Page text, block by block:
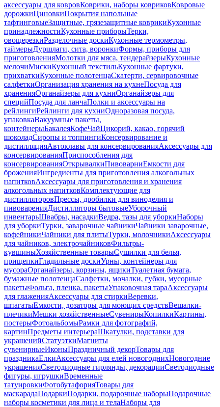
аксессуары для ковровКоврики, наборы ковриковКовровые
дорожкиЦиновкиПокрытия напольные
тафтинговыеЗащитные, грязезащитные коврикиКухонные
принадлежностиКухонные приборыТерки,
овощерезкиРазделочные доскиКухонные термометры,
таймерыДуршлаги, сита, воронкиФормы, приборы для
приготовленияМолотки для мяса, тендерайзерыКухонные
мелочиМискиКухонный текстильКухонные фартуки,
прихваткиКухонные полотенцаСкатерти, сервировочные
салфеткиОрганизация хранения на кухнеПосуда для
храненияОрганайзеры для кухниОрганайзеры для
специйПосуда для ланчаПолки и аксессуары на
рейлингиРейлинги для кухниОдноразовая посуда,
упаковкаВакуумные пакеты,
контейнерыБакалеяКофеЧайЦикорий, какао, горячий
шоколадСиропы и топпингиКонсервирование и
дистилляцияАвтоклавы для консервированияАксессуары для
консервированияПриспособления для
консервированияОткрывалкиПивоварниЕмкости для
броженияИнгредиенты для приготовления алкогольных
напитковАксессуары для приготовления и хранения
алкогольных напитковКомплектующие для
дистилляторовПрессы, дробилки для виноделия и
пивоваренияДистилляторы бытовыеУборочный
инвентарьШвабры, насадкиВедра, тазы для уборкиНаборы
для уборкиТурки, заварочные чайникиЧайники заварочные,
кофейникиЧайники для плитыТурки, молочникиАксессуары
для чайников, электрочайниковФильтры-
кувшиныХозяйственные товарыСушилки для белья,
прищепкиГладильные доскиУрны, контейнеры для
мусораОрганайзеры, корзины, ящикиТуалетная бумага,
бумажные полотенцаСалфетки, мочалки, губки, мусорные
пакетыФольга, пленка, пакетыУпаковочная тараАксессуары
для глаженияАксессуары для стиркиВеревки,
шпагатыЕмкости, дозаторы для моющих средствВешалки-
плечикиМешки хозяйственныеСувенирыКопилкиКартины,
постерыФотоальбомыРамки для фотографий,
картинПредметы интерьераШкатулки, подставки для
украшенийСтатуэткиМагниты
сувенирныеИконыПраздничный декорТовары для
праздникаЕлкиАксессуары для елей новогоднихНовогодние
украшенияСветодиодные гирлянды, декорацииСветодиодные
фигуры, игрушкиВременные
татуировкиФотобутафорияТовары для
маскарадаПодаркиПодарки, подарочные наборыПодарочные
наборы косметики для лица и телаНаборы для